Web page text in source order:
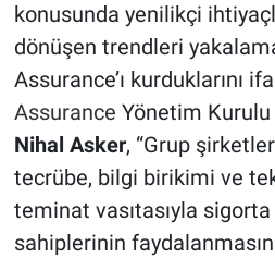
konusunda yenilikçi
dönüşen trendleri
Assurance’ı kurduklarını
Assurance Yönetim Kurulu
Nihal Asker, “Grup
tecrübe, bilgi birikimi ve
teminat vasıtasıyla
sahiplerinin